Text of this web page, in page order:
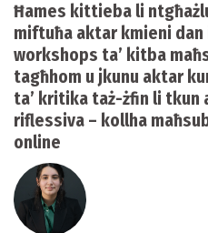
Ħames kittieba li
miftuħa aktar kmieni
workshops ta’ kitba
tagħhom u jkunu aktar
ta’ kritika taż-żfin li
riflessiva – kollha
online